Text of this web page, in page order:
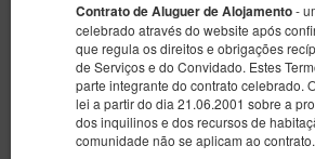
Contrato de Aluguer de Alojamento-
celebrado através do website após
que regula os direitos e obrigações
de Serviços e do Convidado. Estes
parte integrante do contrato celebrado.
lei a partir do dia 21.06.2001 sobre a
dos inquilinos e dos recursos de
comunidade não se aplicam ao contrato.